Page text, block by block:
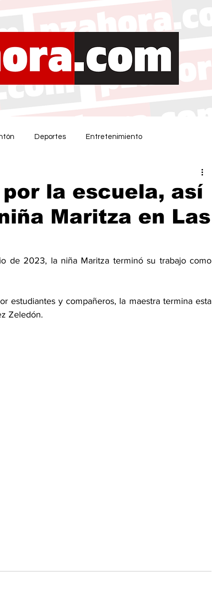
Deportes Entretenimiento
la escuela, así
Maritza en Las
de 2023, la niña Maritza terminó su trabajo como
estudiantes y compañeros, la maestra termina esta
Zeledón.